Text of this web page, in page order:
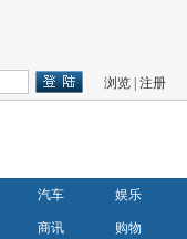
浏览 |注册
汽车 娱乐
商讯 购物